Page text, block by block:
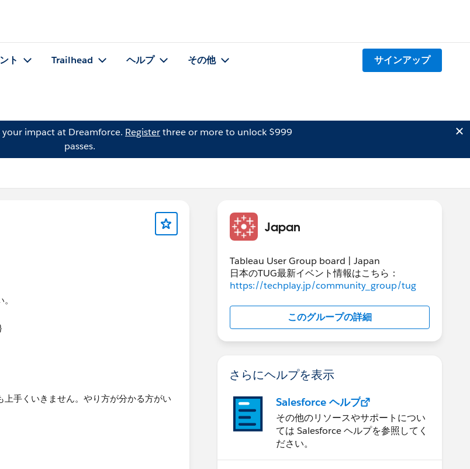
ト Trailhead ヘルプ その他 サインアップ
impact at Dreamforce. Registerthree or more to unlock $999
passes.
手くいきません。やり方が分かる方がい
Japan
Tableau User Group board | Japan
日本のTUG最新イベント情報はこちら：
https://techplay.jp/community_group/tug
このグループの詳細
さらにヘルプを表示
Salesforce ヘルプ
その他のリソースやサポートについ
ては Salesforce ヘルプを参照してく
ださい。